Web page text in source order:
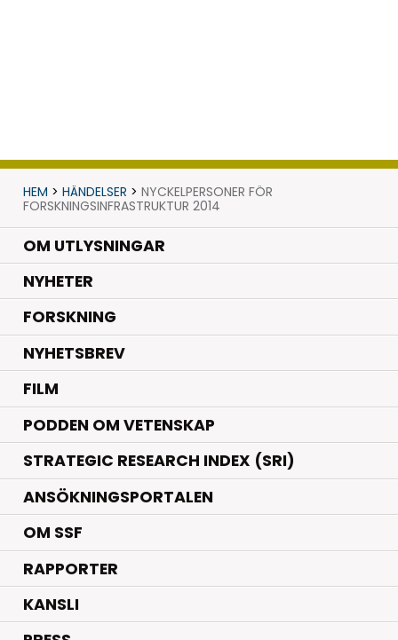
HEM > HÄNDELSER > NYCKELPERSONER FÖR
FORSKNINGSINFRASTRUKTUR 2014
OM UTLYSNINGAR
NYHETER.
FORSKNING.
NYHETSBREV
FILM
PODDEN OM VETENSKAP
STRATEGIC RESEARCH INDEX (SRI)
ANSÖKNINGSPORTALEN
OM SSF
RAPPORTER
KANSLI